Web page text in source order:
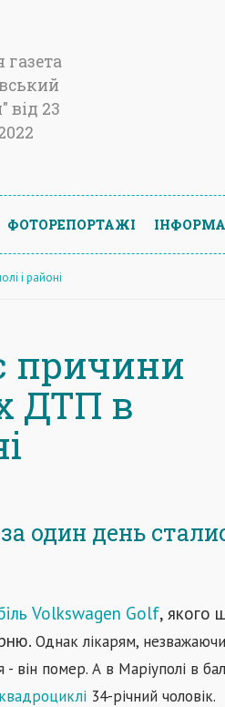
газета
від 23
ФОТОРЕПОРТАЖІ
і районі
причини
ДТП в
один день
Volkswagen Golf, якого
Однак лікарям,
він помер. А в Маріуполі в
34-річний чоловік.